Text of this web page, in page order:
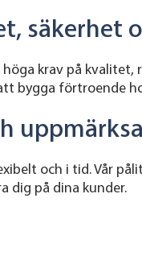
säkerhet
krav på
bygga förtroende
och i tid. Vår
dig på dina kunder.